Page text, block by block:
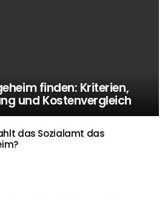
finden: Kriterien,
und Kostenvergleich
das Sozialamt das